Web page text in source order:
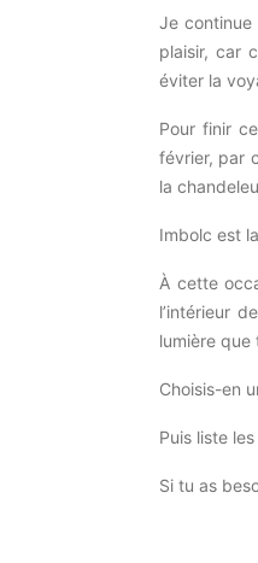
Je
plaisir, car
éviter la
Pour finir
février, par
la
Imbolc est
À cette
l’intérieur de
lumière que
Choisis-en
Puis liste
Si tu as